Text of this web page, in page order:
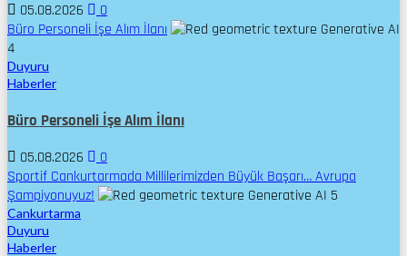
05.08.2026
0
Büro Personeli İşe Alım İlanı
4
Duyuru
Haberler
Büro Personeli İşe Alım İlanı
05.08.2026
0
Sportif Cankurtarmada Millilerimizden Büyük Başarı… Avrupa
Şampiyonuyuz!
5
Cankurtarma
Duyuru
Haberler